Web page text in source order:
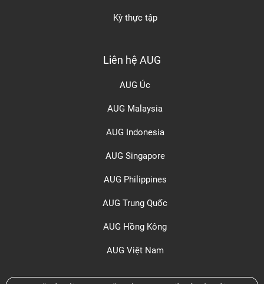
Kỳ thực tập
Liên hệ AUG
AUG Úc
AUG Malaysia
AUG Indonesia
AUG Singapore
AUG Philippines
AUG Trung Quốc
AUG Hồng Kông
AUG Việt Nam